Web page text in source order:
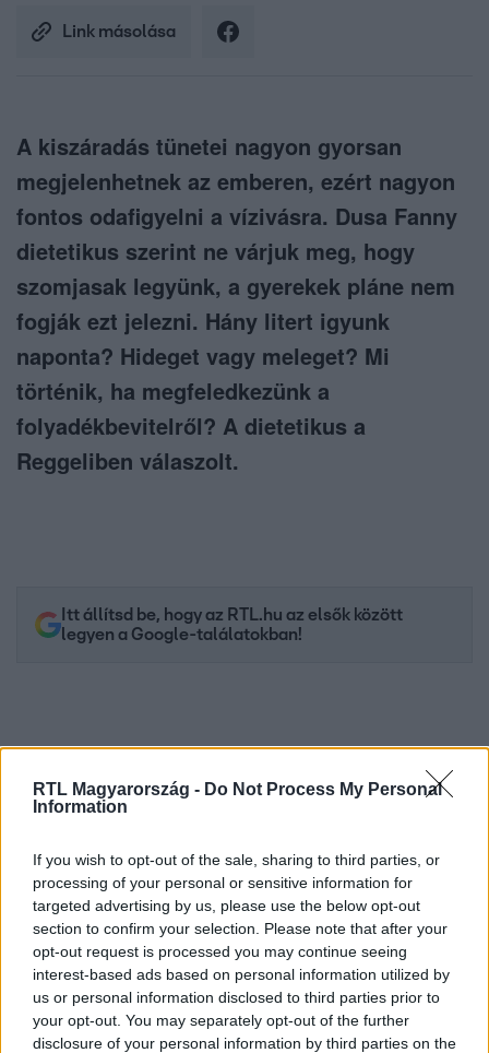
RTL Magyarország - Do Not Process My Personal
Information
If you wish to opt-out of the sale, sharing to third parties, or
processing of your personal or sensitive information for
targeted advertising by us, please use the below opt-out
section to confirm your selection. Please note that after your
opt-out request is processed you may continue seeing
interest-based ads based on personal information utilized by
us or personal information disclosed to third parties prior to
your opt-out. You may separately opt-out of the further
disclosure of your personal information by third parties on the
Link másolása
A kiszáradás tünetei nagyon gyorsan
megjelenhetnek az emberen, ezért nagyon
fontos odafigyelni a vízivásra. Dusa Fanny
dietetikus szerint ne várjuk meg, hogy
szomjasak legyünk, a gyerekek pláne nem
fogják ezt jelezni. Hány litert igyunk
naponta? Hideget vagy meleget? Mi
történik, ha megfeledkezünk a
folyadékbevitelről? A dietetikus a
Reggeliben válaszolt.
Itt állítsd be, hogy az RTL.hu az elsők között
legyen a Google-találatokban!
Kövess minket, és értesülj a friss hírekről a
Facebookon is!
Követem